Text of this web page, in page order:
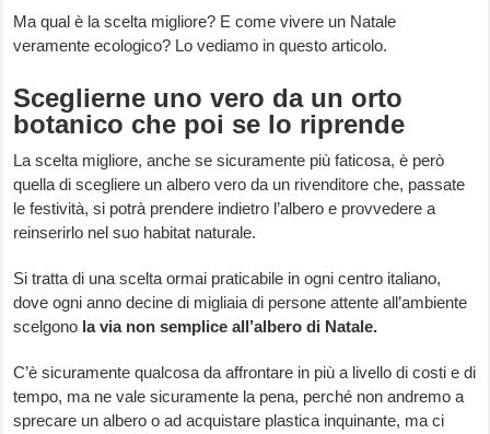
Ma qual è la scelta migliore? E come vivere un Natale
veramente ecologico? Lo vediamo in questo articolo.
Sceglierne uno vero da un orto
botanico che poi se lo riprende
La scelta migliore, anche se sicuramente più faticosa, è però
quella di scegliere un albero vero da un rivenditore che, passate
le festività, si potrà prendere indietro l’albero e provvedere a
reinserirlo nel suo habitat naturale.
Si tratta di una scelta ormai praticabile in ogni centro italiano,
dove ogni anno decine di migliaia di persone attente all’ambiente
scelgono la via non semplice all’albero di Natale.
C’è sicuramente qualcosa da affrontare in più a livello di costi e di
tempo, ma ne vale sicuramente la pena, perché non andremo a
sprecare un albero o ad acquistare plastica inquinante, ma ci